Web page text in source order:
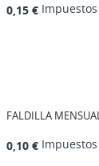
0,15 €
FALDILLA
0,10 €